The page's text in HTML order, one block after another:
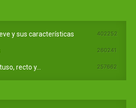
y sus características 402252
260241
recto y... 257662